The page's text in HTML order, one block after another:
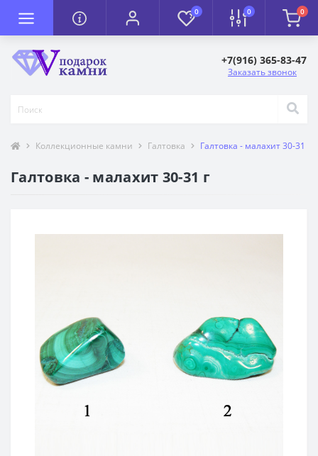
0 0 0
+7(916) 365-83-47
Заказать звонок
Коллекционные камни Галтовка Галтовка - малахит 30-31 г
Галтовка - малахит 30-31 г